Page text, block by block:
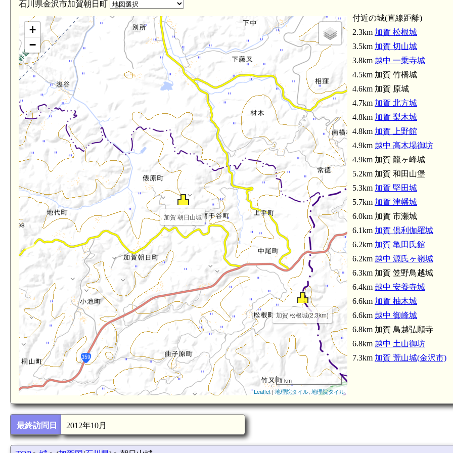
石川県金沢市加賀朝日町
加賀 朝日山城
加賀 松根城(2.3km)
加賀 切山城(3.5km)
越中 一乗寺城
+
−
1 km
Leaflet | 地理院タイル, 地理院タイル
付近の城(直線距離)
2.3km 加賀 松根城
3.5km 加賀 切山城
3.8km 越中 一乗寺城
4.5km 加賀 竹橋城
4.6km 加賀 原城
4.7km 加賀 北方城
4.8km 加賀 梨木城
4.8km 加賀 上野館
4.9km 越中 高木場御坊
4.9km 加賀 龍ヶ峰城
5.2km 加賀 和田山堡
5.3km 加賀 堅田城
5.7km 加賀 津幡城
6.0km 加賀 市瀬城
6.1km 加賀 倶利伽羅城
6.2km 加賀 亀田氏館
6.2km 越中 源氏ヶ嶺城
6.3km 加賀 笠野鳥越城
6.4km 越中 安養寺城
6.6km 加賀 柚木城
6.6km 越中 御峰城
6.8km 加賀 鳥越弘願寺
6.8km 越中 土山御坊
7.3km 加賀 荒山城(金沢市)
最終訪問日 2012年10月